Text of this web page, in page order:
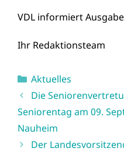
VDL informiert
Ihr Redaktionsteam
Kategorien
Aktuelles
Die
Seniorentag am 09.
Nauheim
Der